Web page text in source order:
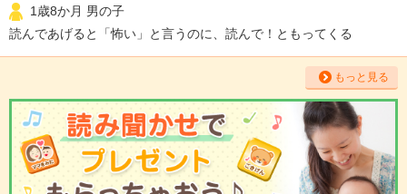
1歳8か月 男の子
読んであげると「怖い」と言うのに、読んで！ともってくる
もっと見る